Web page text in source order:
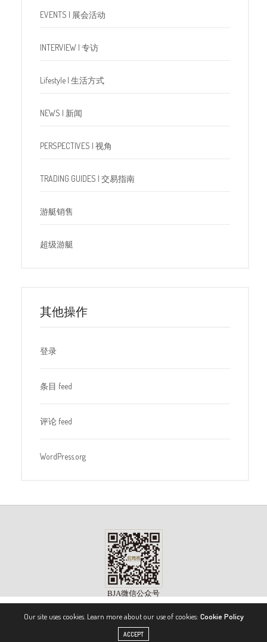
EVENTS | 展会活动
INTERVIEW | 专访
Lifestyle | 生活方式
NEWS | 新闻
PERSPECTIVES | 视角
TRADING GUIDES | 交易指南
游艇销售
超级游艇
其他操作
登录
条目 feed
评论 feed
WordPress.org
版权所有 ©2023, 《公务机》杂志（BIZJET ADVISOR MAGAZINE）. 保留所有权利。
Our site uses cookies. Learn more about our use of cookies: Cookie Policy
ACCEPT